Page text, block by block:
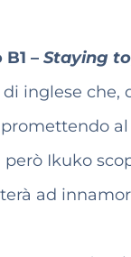
– Staying
inglese
Ikuko
ad